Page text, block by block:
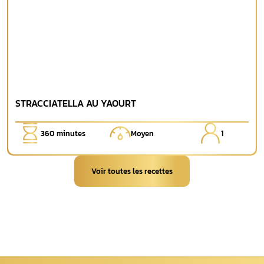
STRACCIATELLA AU YAOURT
360 minutes Moyen 1
Voir toutes les recettes